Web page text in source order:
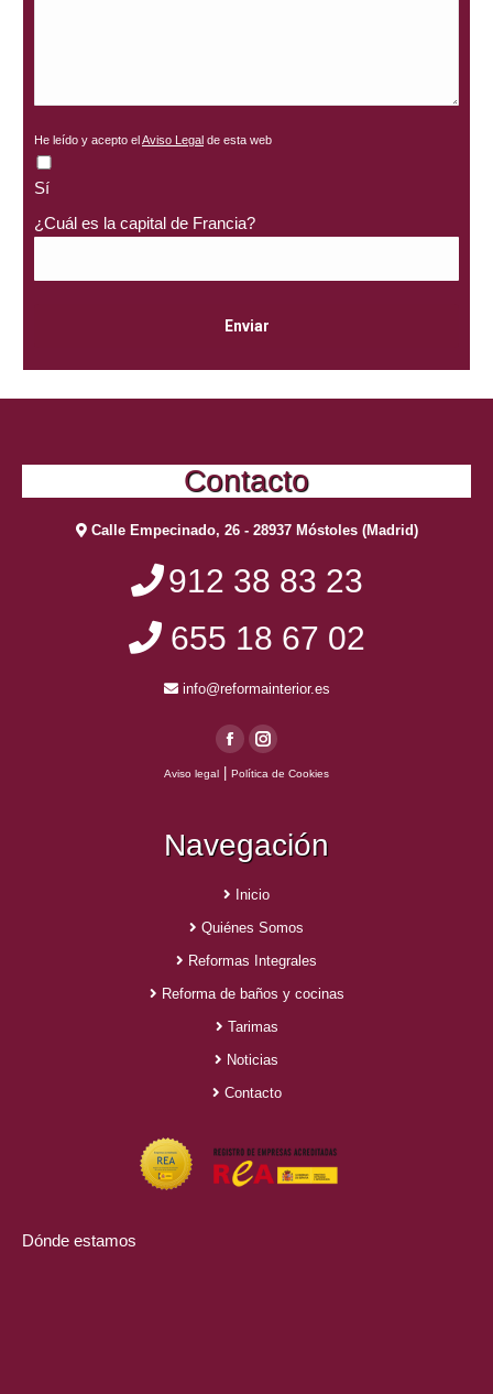
He leído y acepto elAviso Legal de esta web
Sí
¿Cuál es la capital de Francia?
Contacto
Calle Empecinado, 26 - 28937 Móstoles (Madrid)
912 38 83 23
655 18 67 02
info@reformainterior.es
Facebook
page
in
new
window
Instagram
page
in
window
Aviso legal Política de Cookies
Navegación
Inicio
Quiénes Somos
Reformas Integrales
Reforma de baños y cocinas
Tarimas
Noticias
Contacto
Dónde estamos